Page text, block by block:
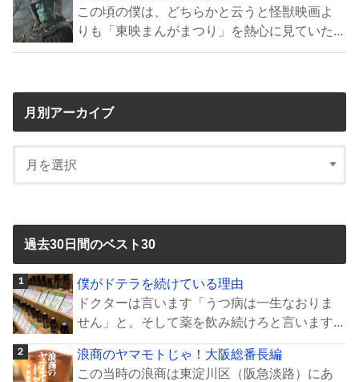
この頃の僕は、どちらかと云うと怪獣映画よ
りも「東映まんがまつり」を熱心に見ていた...
月別アーカイブ
過去30日間のベスト30
僕がドテラを続けている理由
ドクターは言います「うつ病は一生なおりま
せん」と。そして薬を飲み続けろと言います...
浪商のヤマモトじゃ！大阪総番長編
この当時の浪商は東淀川区（阪急淡路）にあ